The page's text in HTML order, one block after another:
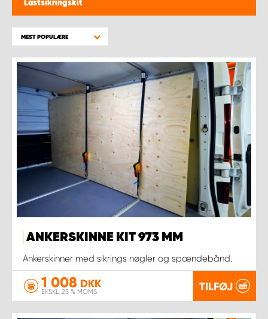
Lastsikringskit
MEST POPULÆRE
ANKERSKINNE KIT 973 MM
Ankerskinner med sikrings nøgler og spændebånd.
1 008 DKK
EKSKL. 25 % MOMS TILFØJ